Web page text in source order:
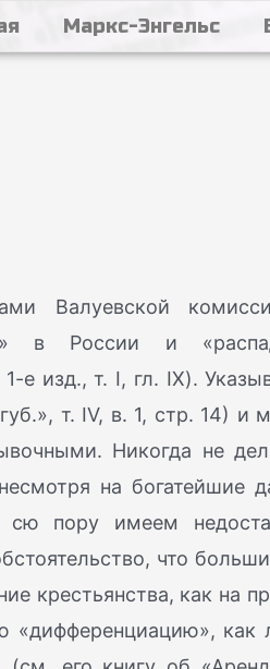
Маркс-Энгельс
Валуевской
в России и
е изд., т. I, гл. IX).
т. IV, в. 1, стр. 14) и
Никогда не
на богатейшие
сю пору имеем
что
крестьянства, как на
«дифференциацию», как